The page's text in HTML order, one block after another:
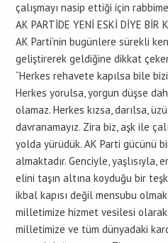
çalışmayı nasip ettiği için
AK PARTİDE YENİ ESKİ DİYE BİR
AK Parti’nin bugünlere sürekli
geliştirerek geldiğine dikkat
“Herkes rehavete kapılsa bile
Herkes yorulsa, yorgun düşse
olamaz. Herkes kızsa, darılsa,
davranamayız. Zira biz, aşk ile
yolda yürüdük. AK Parti gücünü
almaktadır. Genciyle, yaşlısıyla,
elini taşın altına koyduğu bir
ikbal kapısı değil mensubu
milletimize hizmet vesilesi olarak
milletimize ve tüm dünyadaki